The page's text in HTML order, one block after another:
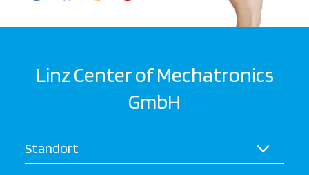
Linz Center of Mechatronics
GmbH
Standort